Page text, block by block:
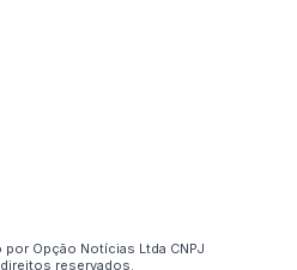
Opção Notícias Ltda CNPJ
reservados.